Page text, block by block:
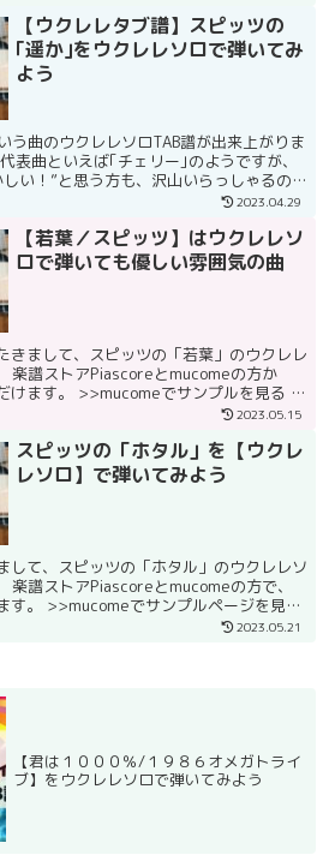
【ウクレレタブ譜】スピッツの
｢遥か｣をウクレレソロで弾いてみ
よう
う曲のウクレレソロTAB譜が出来上がりま
表曲といえば｢チェリー｣のようですが、
い！”と思う方も、沢山いらっしゃるので
2023.04.29
【若葉／スピッツ】はウクレレソ
ロで弾いても優しい雰囲気の曲
きまして、スピッツの「若葉」のウクレレ
楽譜ストアPiascoreとmucomeの方か
けます。 >>mucomeでサンプルを見る こ
2023.05.15
スピッツの「ホタル」を【ウクレ
レソロ】で弾いてみよう
して、スピッツの「ホタル」のウクレレソ
楽譜ストアPiascoreとmucomeの方で、
す。 >>mucomeでサンプルページを見る
2023.05.21
【君は１０００％/１９８６オメガトライ
ブ】をウクレレソロで弾いてみよう